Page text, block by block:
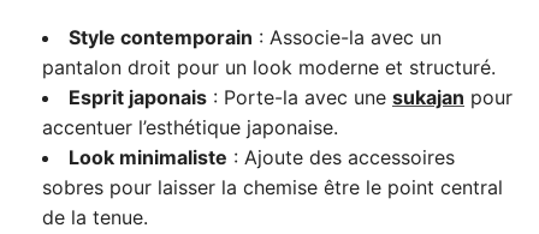
Style contemporain : Associe-la avec un
pantalon droit pour un look moderne et structuré.
Esprit japonais : Porte-la avec une sukajan pour
accentuer l’esthétique japonaise.
Look minimaliste : Ajoute des accessoires
sobres pour laisser la chemise être le point central
de la tenue.